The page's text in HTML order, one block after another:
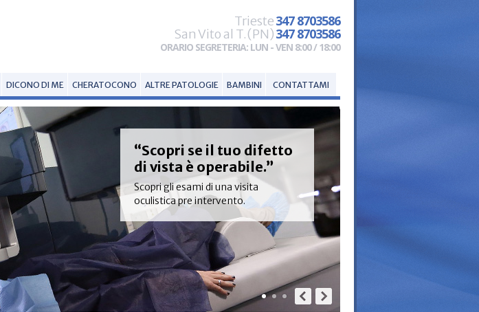
Trieste347 8703586
San Vito al T.(PN)347 8703586
ORARIO SEGRETERIA: LUN - VEN 8:00 / 18:00
DICONO DI ME CHERATOCONO ALTRE PATOLOGIE BAMBINI CONTATTAMI
“Scopri se il tuo difetto
di vista è operabile.”
Scopri gli esami di una visita
oculistica pre intervento.